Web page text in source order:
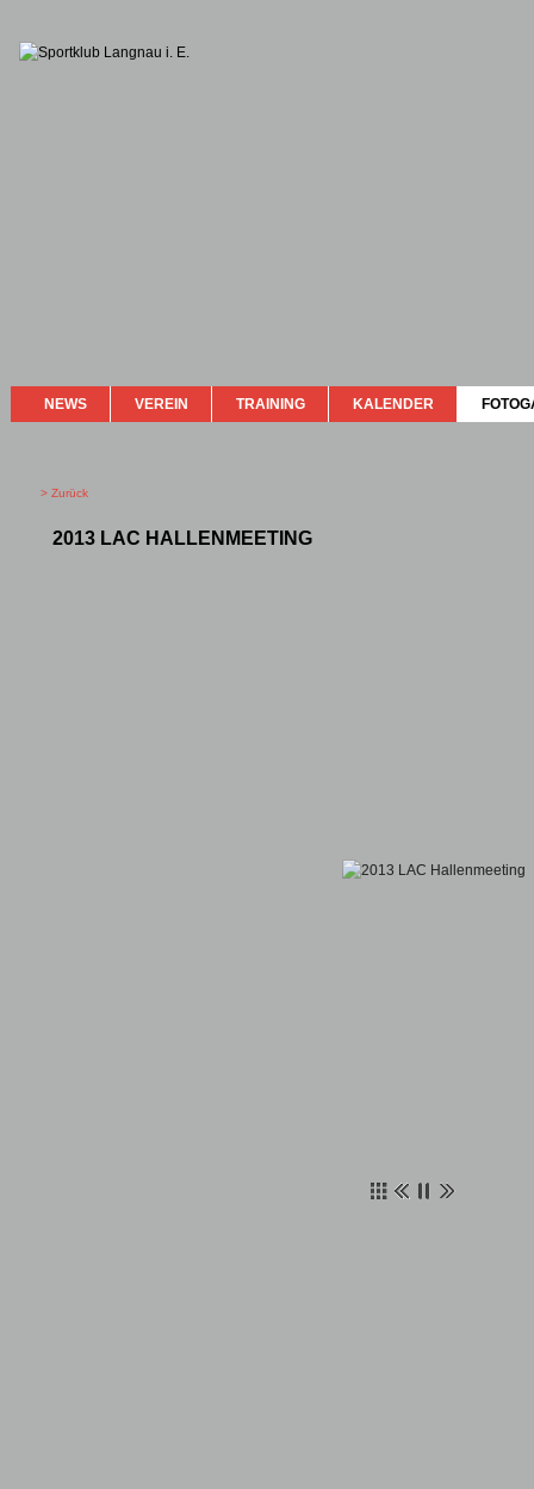
NEWS VEREIN TRAINING KALENDER
> Zurück
2013 LAC HALLENMEETING